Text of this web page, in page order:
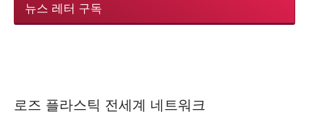
뉴스 레터 구독
로즈 플라스틱 전세계 네트워크